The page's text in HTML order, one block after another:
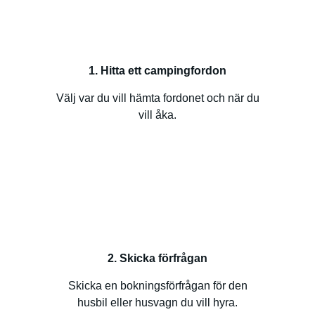
1. Hitta ett campingfordon
Välj var du vill hämta fordonet och när du
vill åka.
2. Skicka förfrågan
Skicka en bokningsförfrågan för den
husbil eller husvagn du vill hyra.